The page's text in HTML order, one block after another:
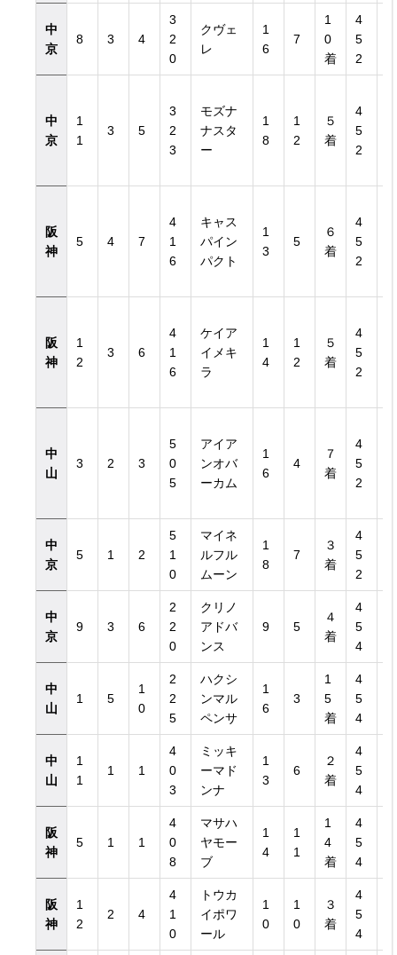
中
京
8 3 4
3
2
0
クヴェ
レ
1
6
7
1
0
着
4
5
2
中
京
1
1
3 5
3
2
3
モズナ
ナスタ
ー
1
8
1
2
５
着
4
5
2
阪
神
5 4 7
4
1
6
キャス
パイン
パクト
1
3
5
６
着
4
5
2
阪
神
1
2
3 6
4
1
6
ケイア
イメキ
ラ
1
4
1
2
５
着
4
5
2
中
山
3 2 3
5
0
5
アイア
ンオバ
ーカム
1
6
4
７
着
4
5
2
中
京
5 1 2
5
1
0
マイネ
ルフル
ムーン
1
8
7
３
着
4
5
2
中
京
9 3 6
2
2
0
クリノ
アドバ
ンス
9 5
４
着
4
5
4
中
山
1 5
1
0
2
2
5
ハクシ
ンマル
ペンサ
1
6
3
1
5
着
4
5
4
中
山
1
1
1 1
4
0
3
ミッキ
ーマド
ンナ
1
3
6
２
着
4
5
4
阪
神
5 1 1
4
0
8
マサハ
ヤモー
ブ
1
4
1
1
1
4
着
4
5
4
阪
神
1
2
2 4
4
1
0
トウカ
イポワ
ール
1
0
1
0
３
着
4
5
4